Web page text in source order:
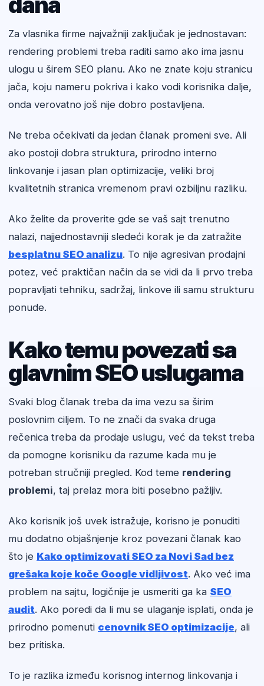
Za vlasnika firme najvažniji zaključak je jednostavan:
rendering problemi treba raditi samo ako ima jasnu
ulogu u širem SEO planu. Ako ne znate koju stranicu
jača, koju nameru pokriva i kako vodi korisnika dalje,
onda verovatno još nije dobro postavljena.
Ne treba očekivati da jedan članak promeni sve. Ali
ako postoji dobra struktura, prirodno interno
linkovanje i jasan plan optimizacije, veliki broj
kvalitetnih stranica vremenom pravi ozbiljnu razliku.
Ako želite da proverite gde se vaš sajt trenutno
nalazi, najjednostavniji sledeći korak je da zatražite
besplatnu SEO analizu. To nije agresivan prodajni
potez, već praktičan način da se vidi da li prvo treba
popravljati tehniku, sadržaj, linkove ili samu strukturu
ponude.
Kako temu povezati sa
glavnim SEO uslugama
Svaki blog članak treba da ima vezu sa širim
poslovnim ciljem. To ne znači da svaka druga
rečenica treba da prodaje uslugu, već da tekst treba
da pomogne korisniku da razume kada mu je
potreban stručniji pregled. Kod teme rendering
problemi, taj prelaz mora biti posebno pažljiv.
Ako korisnik još uvek istražuje, korisno je ponuditi
mu dodatno objašnjenje kroz povezani članak kao
što je Kako optimizovati SEO za Novi Sad bez
grešaka koje koče Google vidljivost. Ako već ima
problem na sajtu, logičnije je usmeriti ga ka SEO
audit. Ako poredi da li mu se ulaganje isplati, onda je
prirodno pomenuti cenovnik SEO optimizacije, ali
bez pritiska.
To je razlika između korisnog internog linkovanja i